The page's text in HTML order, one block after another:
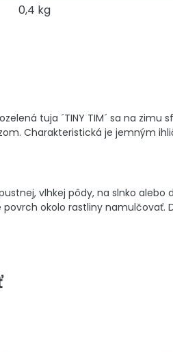
0,4 kg
tuja ´TINY TIM´ sa na
Charakteristická je jemným
vlhkej pôdy, na slnko
okolo rastliny namulčovať.